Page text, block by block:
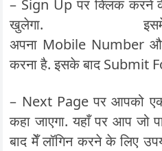
– Sign Up पर क्लिक करने
खुलेगा.
अपना Mobile Number
करना है. इसके बाद Submit
– Next Page पर आपको एक
कहा जाएगा. यहाँ पर आप जो
बाद मेँ लॉगिन करने के लिए